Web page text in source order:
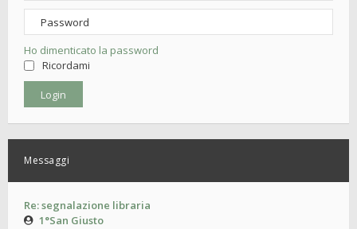
Ho dimenticato la password
Ricordami
Messaggi
Re: segnalazione libraria
1°San Giusto